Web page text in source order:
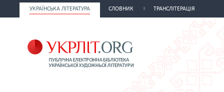
УКРАЇНСЬКА ЛІТЕРАТУРА СЛОВНИК ТРАНСЛІТЕРАЦІЯ